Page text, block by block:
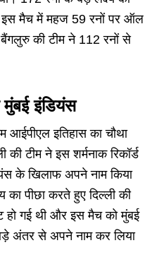
इस मैच में महज 59 रनों पर ऑल
की टीम ने 112 रनों से
मुंबई इंडियंस
आईपीएल इतिहास का चौथा
टीम ने इस शर्मनाक रिकॉर्ड
के खिलाफ अपने नाम किया
पीछा करते हुए दिल्ली की
गई थी और इस मैच को मुंबई
अंतर से अपने नाम कर लिया